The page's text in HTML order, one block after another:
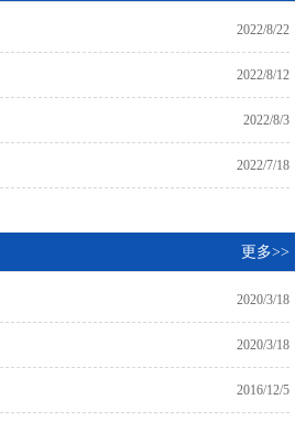
2022/8/22
2022/8/12
2022/8/3
2022/7/18
更多>>
2020/3/18
2020/3/18
2016/12/5